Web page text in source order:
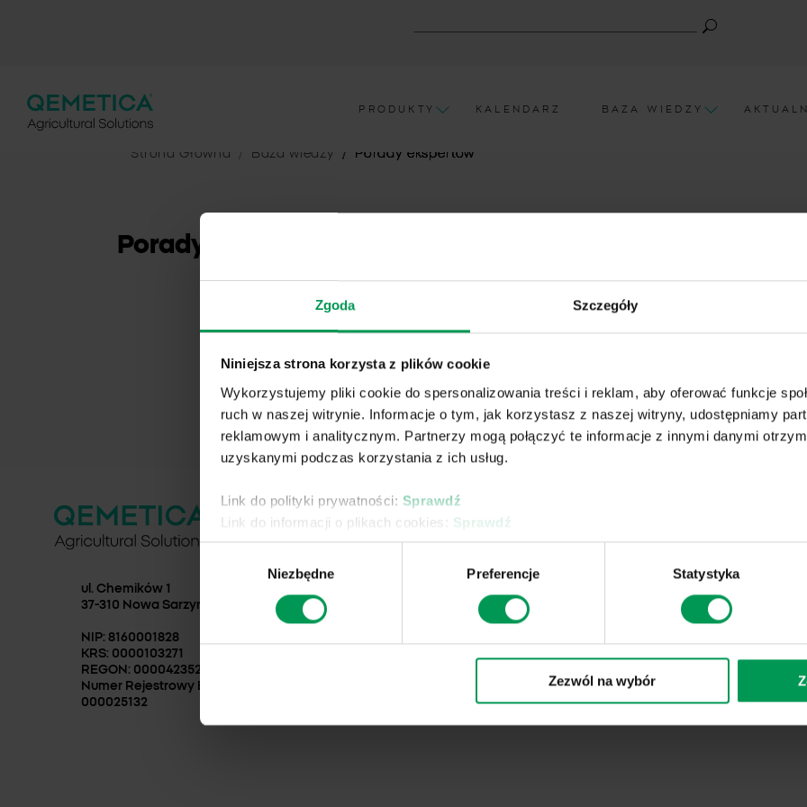
Zgoda Szczegóły
Niniejsza strona korzysta z plików cookie
Wykorzystujemy pliki cookie do spersonalizowania treści i reklam, aby oferować funkcje
ruch w naszej witrynie. Informacje o tym, jak korzystasz z naszej witryny, udostępniamy
reklamowym i analitycznym. Partnerzy mogą połączyć te informacje z innymi danymi
uzyskanymi podczas korzystania z ich usług.
Link do polityki prywatności: Sprawdź
Link do informacji o plikach cookies: Sprawdź
Niezbędne Preferencje Statystyka
Zezwól na wybór
PRODUKTY KALENDARZ BAZA WIEDZY
Strona Główna Baza wiedzy Porady ekspertów
Porady ekspertów
ul. Chemików 1
37-310 Nowa Sarzyna
NIP: 8160001828
KRS: 0000103271
REGON: 000042352
Numer Rejestrowy BDO:
000025132
PRODUKTY
Fungicydy
Insektycydy
Zaprawy nasienne
UPRAWY
Uprawa rzepaku
Uprawa zboża
Uprawa buraka
cukrowego
Atlas chwastów
Formulacje -
produktów